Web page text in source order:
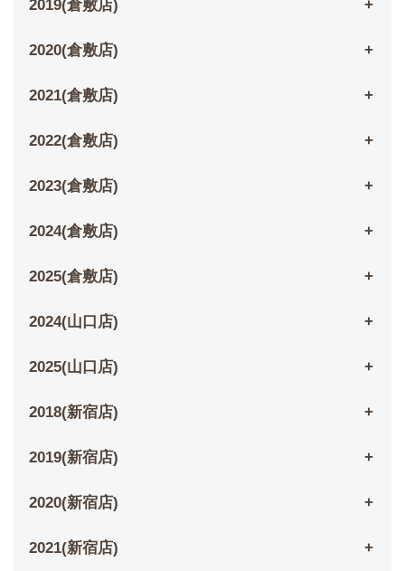
2019(倉敷店)
2020(倉敷店)
2021(倉敷店)
2022(倉敷店)
2023(倉敷店)
2024(倉敷店)
2025(倉敷店)
2024(山口店)
2025(山口店)
2018(新宿店)
2019(新宿店)
2020(新宿店)
2021(新宿店)